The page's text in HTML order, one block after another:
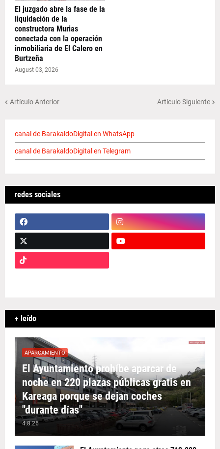
El juzgado abre la fase de la
liquidación de la
constructora Murias
conectada con la operación
inmobiliaria de El Calero en
Burtzeña
August 03, 2026
Artículo Anterior Artículo Siguiente
canal de BarakaldoDigital en WhatsApp
canal de BarakaldoDigital en Telegram
redes sociales
+ leído
APARCAMIENTO
El Ayuntamiento prohíbe aparcar de
noche en 220 plazas públicas gratis en
Kareaga porque se dejan coches
"durante días"
4.8.26